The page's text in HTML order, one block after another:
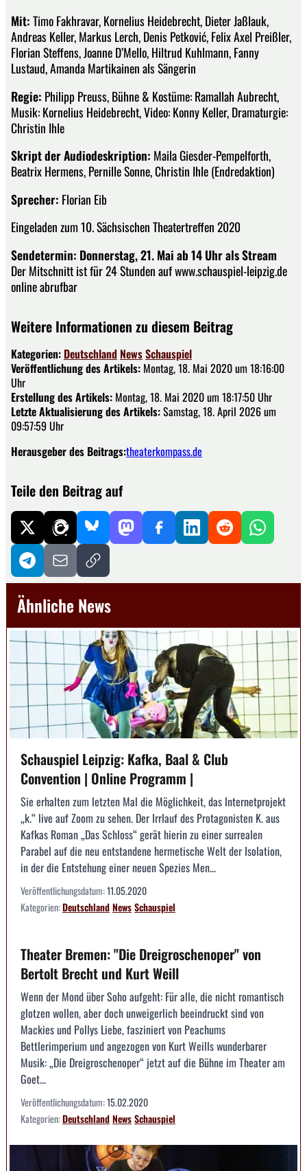
Mit:Timo Fakhravar, Kornelius Heidebrecht, Dieter Jaßlauk,
Andreas Keller, Markus Lerch, Denis Petković, Felix Axel Preißler,
Florian Steffens, Joanne D’Mello, Hiltrud Kuhlmann, Fanny
Lustaud, Amanda Martikainen als Sängerin
Regie: Philipp Preuss, Bühne & Kostüme: Ramallah Aubrecht,
Musik: Kornelius Heidebrecht, Video: Konny Keller, Dramaturgie:
Christin Ihle
Skript der Audiodeskription: Maila Giesder-Pempelforth,
Beatrix Hermens, Pernille Sonne, Christin Ihle (Endredaktion)
Sprecher: Florian Eib
Eingeladen zum 10. Sächsischen Theatertreffen 2020
Sendetermin: Donnerstag, 21. Mai ab 14 Uhr als Stream
Der Mitschnitt ist für 24 Stunden auf www.schauspiel-leipzig.de
online abrufbar
Weitere Informationen zu diesem Beitrag
Kategorien: Deutschland NewsSchauspiel
Veröffentlichung des Artikels: Montag, 18. Mai 2020 um 18:16:00
Uhr
Erstellung des Artikels: Montag, 18. Mai 2020 um 18:17:50 Uhr
Letzte Aktualisierung des Artikels:Samstag, 18. April 2026 um
09:57:59 Uhr
Herausgeber des Beitrags:theaterkompass.de
Teile den Beitrag auf
Ähnliche News
Schauspiel Leipzig: Kafka, Baal & Club
Convention | Online Programm |
Sie erhalten zum letzten Mal die Möglichkeit, das Internetprojekt
„k.“ live auf Zoom zu sehen. Der Irrlauf des Protagonisten K. aus
Kafkas Roman „Das Schloss“ gerät hierin zu einer surrealen
Parabel auf die neu entstandene hermetische Welt der Isolation,
in der die Entstehung einer neuen Spezies Men...
Veröffentlichungsdatum:11.05.2020
Kategorien:DeutschlandNewsSchauspiel
Theater Bremen: "Die Dreigroschenoper" von
Bertolt Brecht und Kurt Weill
Wenn der Mond über Soho aufgeht: Für alle, die nicht romantisch
glotzen wollen, aber doch unweigerlich beeindruckt sind von
Mackies und Pollys Liebe, fasziniert von Peachums
Bettlerimperium und angezogen von Kurt Weills wunderbarer
Musik: „Die Dreigroschenoper“ jetzt auf die Bühne im Theater am
Goet...
Veröffentlichungsdatum:15.02.2020
Kategorien:DeutschlandNewsSchauspiel